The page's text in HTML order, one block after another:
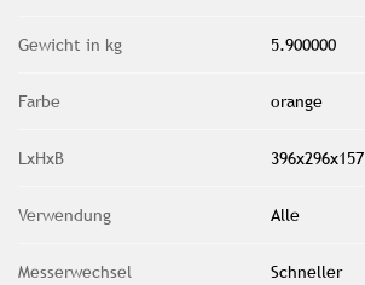
Gewicht in kg 5.900000
Farbe orange
LxHxB 396x296x157
Verwendung Alle
Messerwechsel Schneller